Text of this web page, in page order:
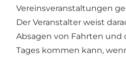
Vereinsveranstaltungen
Der Veranstalter weist
Absagen von Fahrten und
Tages kommen kann,